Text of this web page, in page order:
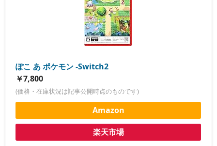
ぽこ あ ポケモン -Switch2
￥7,800
(価格・在庫状況は記事公開時点のものです)
Amazon
楽天市場